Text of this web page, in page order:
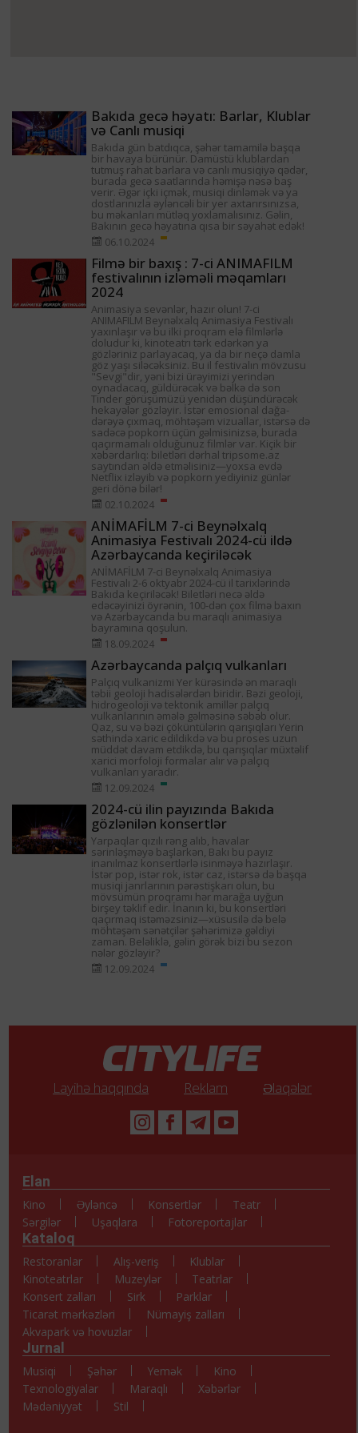
Bakıda gecə həyatı: Barlar, Klublar
və Canlı musiqi
Bakıda gün batdıqca, şəhər tamamilə başqa
bir havaya bürünür. Damüstü klublardan
tutmuş rahat barlara və canlı musiqiyə qədər,
burada gecə saatlarında həmişə nəsə baş
verir. Əgər içki içmək, musiqi dinləmək və ya
dostlarınızla əyləncəli bir yer axtarırsınızsa,
bu məkanları mütləq yoxlamalısınız. Gəlin,
Bakının gecə həyatına qısa bir səyahət edək!
06.10.2024
Filmə bir baxış : 7-ci ANIMAFILM
festivalının izləməli məqamları
2024
Animasiya sevənlər, hazır olun! 7-ci
ANIMAFILM Beynəlxalq Animasiya Festivalı
yaxınlaşır və bu ilki proqram elə filmlərlə
doludur ki, kinoteatrı tərk edərkən ya
gözləriniz parlayacaq, ya da bir neçə damla
göz yaşı siləcəksiniz. Bu il festivalın mövzusu
"Sevgi"dir, yəni bizi ürəyimizi yerindən
oynadacaq, güldürəcək və bəlkə də son
Tinder görüşümüzü yenidən düşündürəcək
hekayələr gözləyir. İstər emosional dağa-
dərəyə çıxmaq, möhtəşəm vizuallar, istərsə də
sadəcə popkorn üçün gəlmisinizsə, burada
qaçırmamalı olduğunuz filmlər var. Kiçik bir
xəbərdarlıq: biletləri dərhal tripsome.az
saytından əldə etməlisiniz—yoxsa evdə
Netflix izləyib və popkorn yediyiniz günlər
geri dönə bilər!
02.10.2024
ANİMAFİLM 7-ci Beynəlxalq
Animasiya Festivalı 2024-cü ildə
Azərbaycanda keçiriləcək
ANİMAFİLM 7-ci Beynəlxalq Animasiya
Festivalı 2-6 oktyabr 2024-cü il tarixlərində
Bakıda keçiriləcək! Biletləri necə əldə
edəcəyinizi öyrənin, 100-dən çox filmə baxın
və Azərbaycanda bu maraqlı animasiya
bayramına qoşulun.
18.09.2024
Azərbaycanda palçıq vulkanları
Palçıq vulkanizmi Yer kürəsində ən maraqlı
təbii geoloji hadisələrdən biridir. Bəzi geoloji,
hidrogeoloji və tektonik amillər palçıq
vulkanlarının əmələ gəlməsinə səbəb olur.
Qaz, su və bəzi çöküntülərin qarışıqları Yerin
səthində xaric edildikdə və bu proses uzun
müddət davam etdikdə, bu qarışıqlar müxtəlif
xarici morfoloji formalar alır və palçıq
vulkanları yaradır.
12.09.2024
2024-cü ilin payızında Bakıda
gözlənilən konsertlər
Yarpaqlar qızılı rəng alıb, havalar
sərinləşməyə başlarkən, Bakı bu payız
inanılmaz konsertlərlə isinməyə hazırlaşır.
İstər pop, istər rok, istər caz, istərsə də başqa
musiqi janrlarının pərəstişkarı olun, bu
mövsümün proqramı hər marağa uyğun
birşey təklif edir. İnanın ki, bu konsertləri
qaçırmaq istəməzsiniz—xüsusilə də belə
möhtəşəm sənətçilər şəhərimizə gəldiyi
zaman. Beləliklə, gəlin görək bizi bu sezon
nələr gözləyir?
12.09.2024
Layihə haqqında Reklam Əlaqələr
Elan
Kino Əyləncə Konsertlər
Teatr
Sərgilər
Uşaqlara Fotoreportajlar
Kataloq
Restoranlar Alış-veriş
Klublar
Kinoteatrlar
Muzeylər
Teatrlar
Konsert zalları
Sirk
Parklar
Ticarət mərkəzləri
Nümayiş zalları
Akvapark və hovuzlar
Jurnal
Musiqi Şəhər Yemək
Kino
Texnologiyalar
Maraqlı
Xəbərlər
Mədəniyyət
Stil